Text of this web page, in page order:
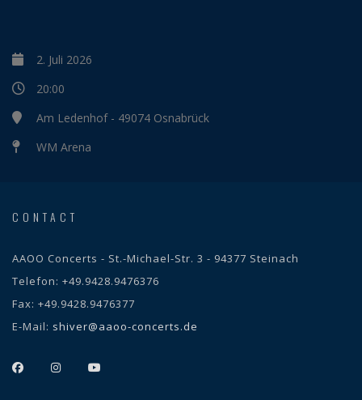
2. Juli 2026
20:00
Am Ledenhof - 49074 Osnabrück
WM Arena
CONTACT
AAOO Concerts - St.-Michael-Str. 3 - 94377 Steinach
Telefon: +49.9428.9476376
Fax: +49.9428.9476377
E-Mail: shiver@aaoo-concerts.de